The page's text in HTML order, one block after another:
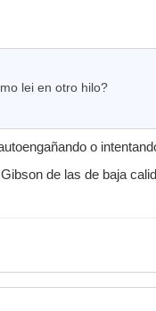
lei en otro hilo?
o
de las de baja